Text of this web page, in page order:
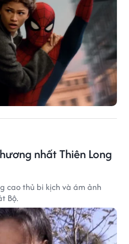
nhất Thiên Long
cao thủ bi kịch và ám ảnh
Bộ.